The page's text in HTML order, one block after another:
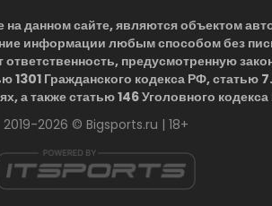
данном сайте, являются объектом
информации любым способом без
предусмотренную
1301 Гражданского кодекса РФ, статью
а также статью 146 Уголовного
2019-2026 © Bigsports.ru | 18+